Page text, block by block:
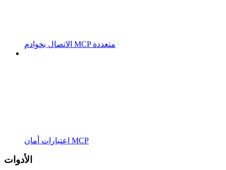
الاتصال بخوادم MCP متعددة
اعتبارات أمان MCP
الأدوات